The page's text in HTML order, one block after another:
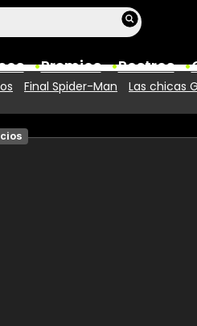
Premios Rostros
Fotos
Final Spider-Man Las chicas